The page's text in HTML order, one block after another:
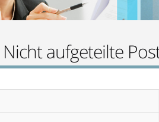
aufgeteilte